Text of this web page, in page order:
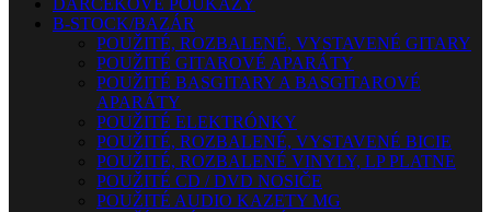
DARČEKOVÉ POUKAZY
B-STOCK/BAZÁR
POUŽITÉ, ROZBALENÉ, VYSTAVENÉ GITARY
POUŽITÉ GITAROVÉ APARÁTY
POUŽITÉ BASGITARY A BASGITAROVÉ
APARÁTY
POUŽITÉ ELEKTRÓNKY
POUŽITÉ, ROZBALENÉ, VYSTAVENÉ BICIE
POUŽITÉ, ROZBALENÉ VINYLY, LP PLATNE
POUŽITÉ CD / DVD NOSIČE
POUŽITÉ AUDIO KAZETY MG